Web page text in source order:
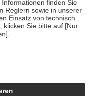
um echte Bewertungen
4419944605341